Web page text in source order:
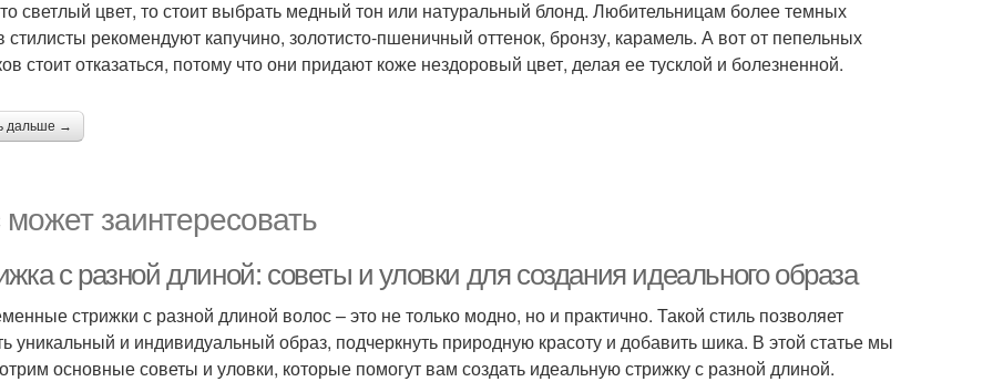
светлый цвет, то стоит выбрать медный тон или натуральный блонд. Любительницам более темных
стилисты рекомендуют капучино, золотисто-пшеничный оттенок, бронзу, карамель. А вот от пепельных
стоит отказаться, потому что они придают коже нездоровый цвет, делая ее тусклой и болезненной.
дальше →
заинтересовать
с разной длиной: советы и уловки для создания идеального образа
стрижки с разной длиной волос – это не только модно, но и практично. Такой стиль позволяет
уникальный и индивидуальный образ, подчеркнуть природную красоту и добавить шика. В этой статье мы
основные советы и уловки, которые помогут вам создать идеальную стрижку с разной длиной.